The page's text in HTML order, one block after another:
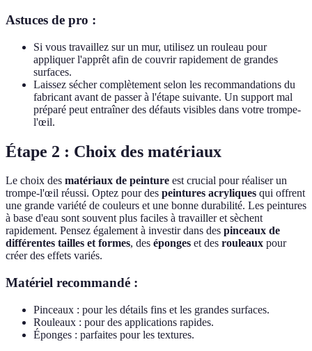
Astuces de pro :
Si vous travaillez sur un mur, utilisez un rouleau pour
appliquer l'apprêt afin de couvrir rapidement de grandes
surfaces.
Laissez sécher complètement selon les recommandations du
fabricant avant de passer à l'étape suivante. Un support mal
préparé peut entraîner des défauts visibles dans votre trompe-
l'œil.
Étape 2 : Choix des matériaux
Le choix des matériaux de peinture est crucial pour réaliser un
trompe-l'œil réussi. Optez pour des peintures acryliques qui offrent
une grande variété de couleurs et une bonne durabilité. Les peintures
à base d'eau sont souvent plus faciles à travailler et sèchent
rapidement. Pensez également à investir dans des pinceaux de
différentes tailles et formes, des éponges et des rouleaux pour
créer des effets variés.
Matériel recommandé :
Pinceaux : pour les détails fins et les grandes surfaces.
Rouleaux : pour des applications rapides.
Éponges : parfaites pour les textures.